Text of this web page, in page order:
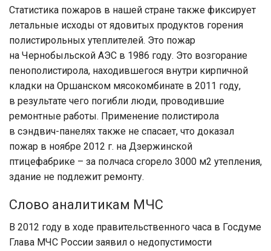
Статистика пожаров в нашей стране также фиксирует
летальные исходы от ядовитых продуктов горения
полистирольных утеплителей. Это пожар
на Чернобыльской АЭС в 1986 году. Это возгорание
пенополистирола, находившегося внутри кирпичной
кладки на Оршанском мясокомбинате в 2011 году,
в результате чего погибли люди, проводившие
ремонтные работы. Применение полистирола
в сэндвич-панелях также не спасает, что доказал
пожар в ноябре 2012 г. на Дзержинской
птицефабрике – за полчаса сгорело 3000 м2 утепления,
здание не подлежит ремонту.
Слово аналитикам МЧС
В 2012 году в ходе правительственного часа в Госдуме
Глава МЧС России заявил о недопустимости